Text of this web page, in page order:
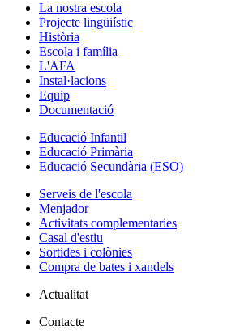
La nostra escola
Projecte lingüiístic
Història
Escola i família
L'AFA
Instal·lacions
Equip
Documentació
Educació Infantil
Educació Primària
Educació Secundària (ESO)
Serveis de l'escola
Menjador
Activitats complementaries
Casal d'estiu
Sortides i colònies
Compra de bates i xandels
Actualitat
Contacte